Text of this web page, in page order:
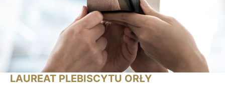
LAUREAT PLEBISCYTU ORŁY